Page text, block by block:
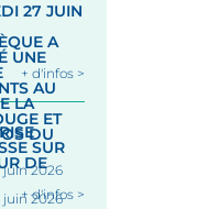
27 JUIN
A
UNE
AU
LA
ET
DU
juin 2026
+ d'infos >
SUR
DE
juin 2026
+ d'infos >